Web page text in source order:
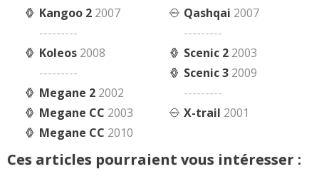
Kangoo 2 2007
---------
Koleos 2008
---------
Megane 2 2002
Megane CC 2003
Megane CC 2010
Qashqai 2007
---------
Scenic 2 2003
Scenic 3 2009
---------
X-trail 2001
Ces articles pourraient vous intéresser :